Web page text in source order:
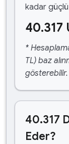
kadar
40.317
*
TL) baz
gösterebilir.
40.317
Eder?